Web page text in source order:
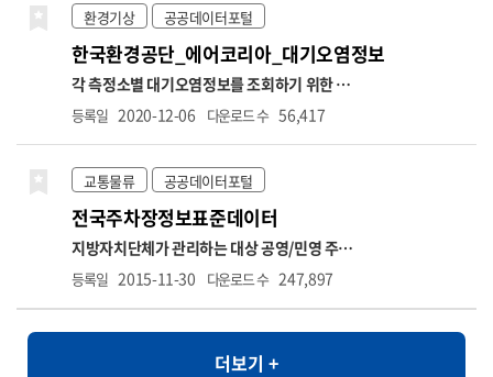
재무정보뿐 아니라, 계정과목별 재무상태표와
손익계산서 항목이 포함됩니다. 데이터는 요약
재무제표 조회, 재무상태표 조회, 손익계산서
조회의 세 가지 오퍼레이션으로 구성되어 있으
며, 각 항목에 대해 전기·당기·전분기 등의 비
교 수치도 함께 제공됩니다. 본 데이터는 기업의
경영성과 분석, 재무 건전성 평가, 투자 위험 분
석, 기업 간 재무비교 등 다양한 금융 분석에 활
용될 수 있습니다. ※ 데이터 갱신주기는 일 1회
입니다. ※ 금융위원회의 모든 API는 데이터 보
유기관으로부터 데이터를 연계받아 수집 후 개
든 서비스는 실시간이 아니며, 데이터 갱신은 기
준일자로부터 영업일 하루 뒤 오후 1시 이후에
업데이트됩니다. 예를 들어, 금요일 데이터는
차주 월요일에 제공됩니다. (월요일이 공휴일인
환경기상 공공데이터포털
한국환경공단_에어코리아_대기오염정보
각 측정소별 대기오염정보를 조회하기 위한 서
비스로 기간별, 시도별 대기오염 정보와 통합대
기환경지수 나쁨 이상 측정소 내역, 대기질(미
다. api 별 상세기능으로는 측정소별 실시간 측
정정보 조회, 통합대기환경지수 나쁨이상 측정
소 목록조회, 시도별 실시간 측정정보조회, 대
기질 예보통보 조회, 초미세먼지 주간예보 조회
의 기능으로 이루어져 있습니다. ※ 운영계정으
로 사용하고자 할 경우 "한국환경공단 에어코리
아 OpenAPI 기술문서" 내 신청 가이드 참고
등록일 2020-12-06 다운로드 수 56,417
교통물류 공공데이터포털
전국주차장정보표준데이터
지방자치단체가 관리하는 대상 공영/민영 주차
장(노상, 노외, 부설) 정보(거주지우선주차지역
은 제외) * 항목명: 주차장관리번호,주차장명,
주차장구분,주차장유형,소재지도로명주소,소
구분,운영요일,평일운영시작시각,평일운영종
등록일 2015-11-30 다운로드 수 247,897
더보기 +